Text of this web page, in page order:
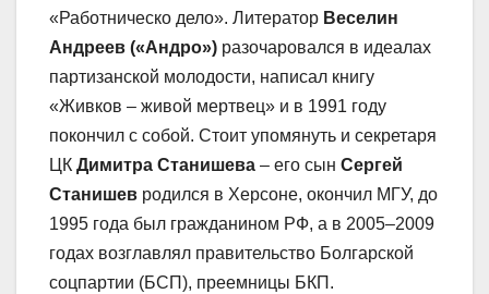
«Работническо дело». Литератор Веселин
Андреев («Андро») разочаровался в идеалах
партизанской молодости, написал книгу
«Живков – живой мертвец» и в 1991 году
покончил с собой. Стоит упомянуть и секретаря
ЦК Димитра Станишева – его сын Сергей
Станишев родился в Херсоне, окончил МГУ, до
1995 года был гражданином РФ, а в 2005–2009
годах возглавлял правительство Болгарской
соцпартии (БСП), преемницы БКП.